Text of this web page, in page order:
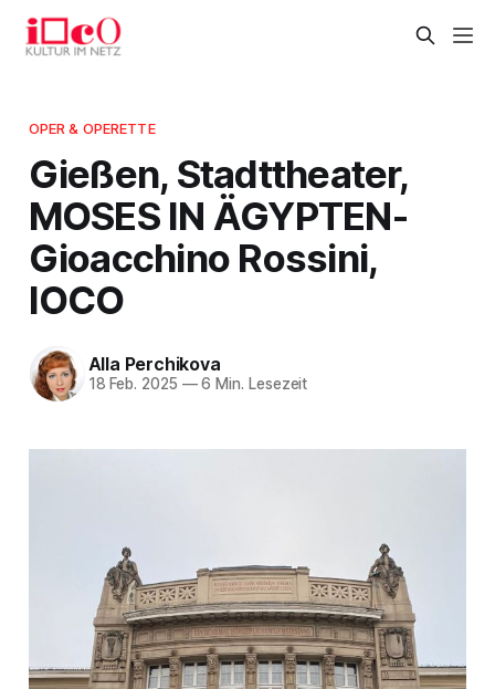
OPER & OPERETTE
Gießen, Stadttheater,
MOSES IN ÄGYPTEN-
Gioacchino Rossini,
IOCO
Alla Perchikova
18 Feb. 2025 —6 Min. Lesezeit